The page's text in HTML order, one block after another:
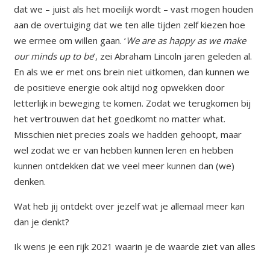
dat we – juist als het moeilijk wordt – vast mogen houden
aan de overtuiging dat we ten alle tijden zelf kiezen hoe
we ermee om willen gaan. ‘We are as happy as we make
our minds up to be’, zei Abraham Lincoln jaren geleden al.
En als we er met ons brein niet uitkomen, dan kunnen we
de positieve energie ook altijd nog opwekken door
letterlijk in beweging te komen. Zodat we terugkomen bij
het vertrouwen dat het goedkomt no matter what.
Misschien niet precies zoals we hadden gehoopt, maar
wel zodat we er van hebben kunnen leren en hebben
kunnen ontdekken dat we veel meer kunnen dan (we)
denken.
Wat heb jij ontdekt over jezelf wat je allemaal meer kan
dan je denkt?
Ik wens je een rijk 2021 waarin je de waarde ziet van alles